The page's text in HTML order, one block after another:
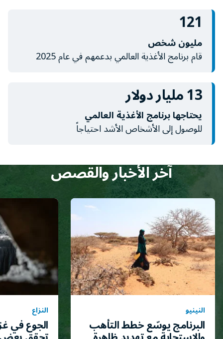
121
مليون شخص
قام برنامج الأغذية العالمي بدعمهم في عام 2025
13 مليار دولار
يحتاجها برنامج الأغذية العالمي
للوصول إلى الأشخاص الأشد احتياجاً
آخر الأخبار والقصص
النينيو
البرنامج يوسّع خطط التأهب
النزاع
الجوع في